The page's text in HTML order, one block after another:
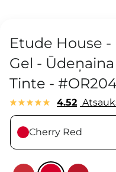
Etude House
Gel -
Tinte -
4.52
Cherry Red